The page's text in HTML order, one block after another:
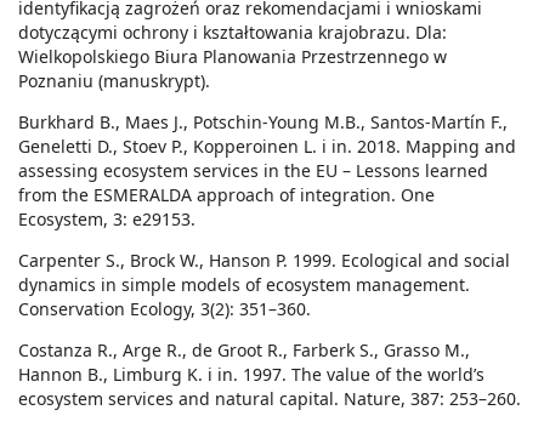
identyfikacją zagrożeń oraz rekomendacjami i wnioskami
dotyczącymi ochrony i kształtowania krajobrazu. Dla:
Wielkopolskiego Biura Planowania Przestrzennego w
Poznaniu (manuskrypt).
Burkhard B., Maes J., Potschin-Young M.B., Santos-Martín F.,
Geneletti D., Stoev P., Kopperoinen L. i in. 2018. Mapping and
assessing ecosystem services in the EU – Lessons learned
from the ESMERALDA approach of integration. One
Ecosystem, 3: e29153.
Carpenter S., Brock W., Hanson P. 1999. Ecological and social
dynamics in simple models of ecosystem management.
Conservation Ecology, 3(2): 351–360.
Costanza R., Arge R., de Groot R., Farberk S., Grasso M.,
Hannon B., Limburg K. i in. 1997. The value of the world’s
ecosystem services and natural capital. Nature, 387: 253–260.